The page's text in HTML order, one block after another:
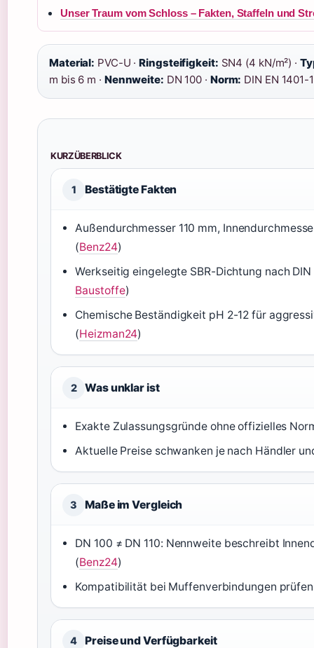
Unser Traum vom Schloss – Fakten, Staffeln und
Material: PVC-U ·Ringsteifigkeit: SN4 (4 kN/m²) ·
m bis 6 m · Nennweite: DN 100 · Norm: DIN EN 1401-1
KURZÜBERBLICK
1 Bestätigte Fakten
Außendurchmesser 110 mm,
(Benz24)
Werkseitig eingelegte SBR-Dichtung nach DIN
Baustoffe)
Chemische Beständigkeit pH 2-12 für
(Heizman24)
2 Was unklar ist
Exakte Zulassungsgründe ohne offizielles
Aktuelle Preise schwanken je nach Händler
3 Maße im Vergleich
DN 100 ≠ DN 110: Nennweite beschreibt
(Benz24)
Kompatibilität bei Muffenverbindungen
4 Preise und Verfügbarkeit